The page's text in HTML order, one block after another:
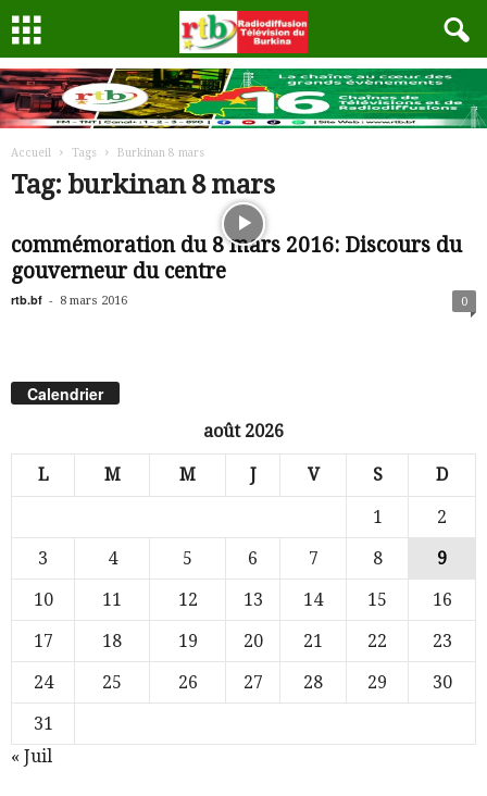
Accueil Tags Burkinan 8 mars
Tag: burkinan 8 mars
commémoration du 8 mars 2016: Discours du
gouverneur du centre
rtb.bf - 8 mars 2016 0
Calendrier
août 2026
L M M J V S D
1
2
3
4 5 6 7 8
9
10
11 12 13 14 15
16
17
18 19 20 21 22
23
24
25 26 27 28 29
30
31
« Juil